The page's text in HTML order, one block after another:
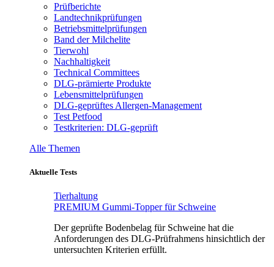
Prüfberichte
Landtechnikprüfungen
Betriebsmittelprüfungen
Band der Milchelite
Tierwohl
Nachhaltigkeit
Technical Committees
DLG-prämierte Produkte
Lebensmittelprüfungen
DLG-geprüftes Allergen-Management
Test Petfood
Testkriterien: DLG-geprüft
Alle Themen
Aktuelle Tests
Tierhaltung
PREMIUM Gummi-Topper für Schweine
Der geprüfte Bodenbelag für Schweine hat die
Anforderungen des DLG-Prüfrahmens hinsichtlich der
untersuchten Kriterien erfüllt.